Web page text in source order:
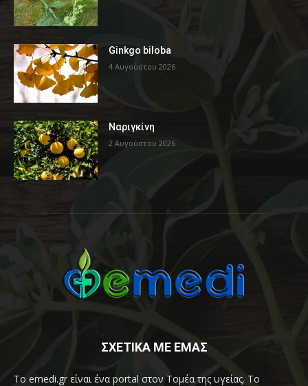
Ginkgo biloba
4 Αυγούστου 2026
Ναριγκίνη
2 Αυγούστου 2026
ΣΧΕΤΙΚΑ ΜΕ ΕΜΑΣ
Το emedi.gr είναι ένα portal στον Τομέα της υγείας. Το